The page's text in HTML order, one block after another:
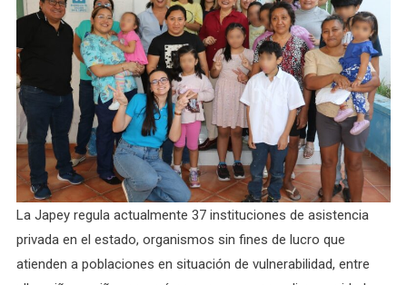
La Japey regula actualmente 37 instituciones de asistencia
privada en el estado, organismos sin fines de lucro que
atienden a poblaciones en situación de vulnerabilidad, entre